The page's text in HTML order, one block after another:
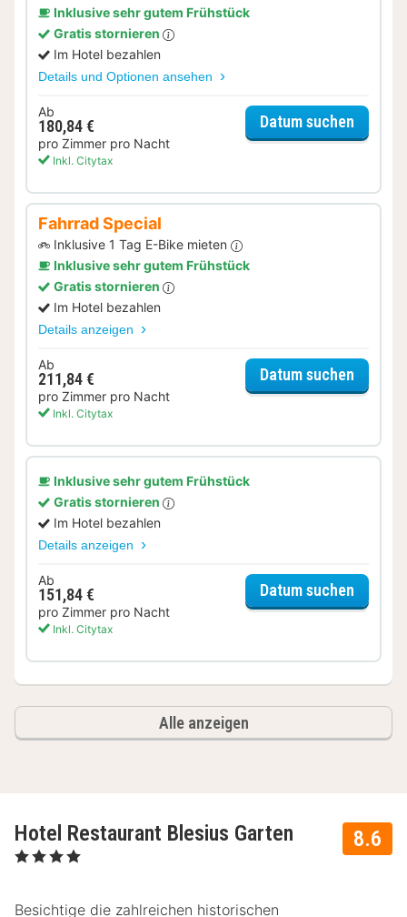
Inklusive sehr gutem Frühstück
Gratis stornieren
Im Hotel bezahlen
Details und Optionen ansehen
Ab
180,84 €
pro Zimmer pro Nacht
Inkl. Citytax
Datum suchen
Fahrrad Special
Inklusive 1 Tag E-Bike mieten
Inklusive sehr gutem Frühstück
Gratis stornieren
Im Hotel bezahlen
Details anzeigen
Ab
211,84 €
pro Zimmer pro Nacht
Inkl. Citytax
Datum suchen
Inklusive sehr gutem Frühstück
Gratis stornieren
Im Hotel bezahlen
Details anzeigen
Ab
151,84 €
pro Zimmer pro Nacht
Inkl. Citytax
Datum suchen
Alle anzeigen
8.6
Hotel Restaurant Blesius Garten
, 4 Sterne
Besichtige die zahlreichen historischen